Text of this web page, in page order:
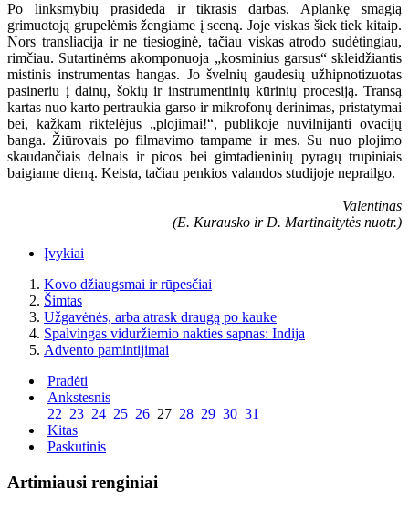
Po linksmybių prasideda ir tikrasis darbas. Aplankę smagią
grimuotoją grupelėmis žengiame į sceną. Joje viskas šiek tiek kitaip.
Nors transliacija ir ne tiesioginė, tačiau viskas atrodo sudėtingiau,
rimčiau. Sutartinėms akomponuoja „kosminius garsus“ skleidžiantis
mistinis instrumentas hangas. Jo švelnių gaudesių užhipnotizuotas
pasineriu į dainų, šokių ir instrumentinių kūrinių procesiją. Transą
kartas nuo karto pertraukia garso ir mikrofonų derinimas, pristatymai
bei, kažkam riktelėjus „plojimai!“, publikoje nuvilnijanti ovacijų
banga. Žiūrovais po filmavimo tampame ir mes. Su nuo plojimo
skaudančiais delnais ir picos bei gimtadieninių pyragų trupiniais
baigiame dieną. Keista, tačiau penkios valandos studijoje neprailgo.
Valentinas
(E. Kurausko ir D. Martinaitytės nuotr.)
Įvykiai
Kovo džiaugsmai ir rūpesčiai
Šimtas
Užgavėnės, arba atrask draugą po kauke
Spalvingas viduržiemio nakties sapnas: Indija
Advento pamintijimai
Pradėti
Ankstesnis
22 23 24 25 26 27 28 29 30 31
Kitas
Paskutinis
Artimiausi renginiai